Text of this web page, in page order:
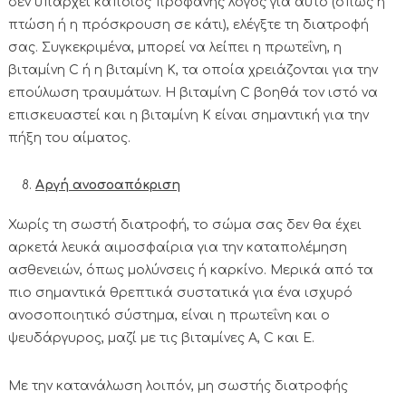
πτώση ή η πρόσκρουση σε κάτι), ελέγξτε τη διατροφή
σας. Συγκεκριμένα, μπορεί να λείπει η πρωτεΐνη, η
βιταμίνη C ή η βιταμίνη Κ, τα οποία χρειάζονται για την
επούλωση τραυμάτων. Η βιταμίνη C βοηθά τον ιστό να
επισκευαστεί και η βιταμίνη Κ είναι σημαντική για την
πήξη του αίματος.
Αργή ανοσοαπόκριση
Χωρίς τη σωστή διατροφή, το σώμα σας δεν θα έχει
αρκετά λευκά αιμοσφαίρια για την καταπολέμηση
ασθενειών, όπως μολύνσεις ή καρκίνο. Μερικά από τα
πιο σημαντικά θρεπτικά συστατικά για ένα ισχυρό
ανοσοποιητικό σύστημα, είναι η πρωτεΐνη και ο
ψευδάργυρος, μαζί με τις βιταμίνες Α, C και Ε.
Με την κατανάλωση λοιπόν, μη σωστής διατροφής